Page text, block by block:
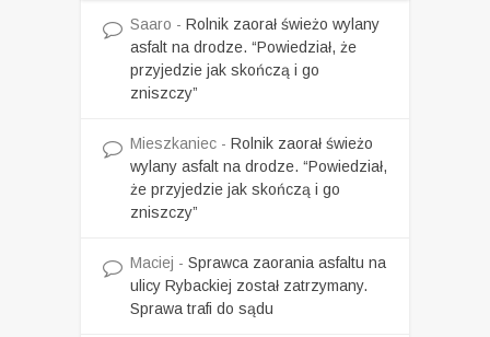
Saaro - Rolnik zaorał świeżo wylany
asfalt na drodze. “Powiedział, że
przyjedzie jak skończą i go
zniszczy”
Mieszkaniec - Rolnik zaorał świeżo
wylany asfalt na drodze. “Powiedział,
że przyjedzie jak skończą i go
zniszczy”
Maciej - Sprawca zaorania asfaltu na
ulicy Rybackiej został zatrzymany.
Sprawa trafi do sądu